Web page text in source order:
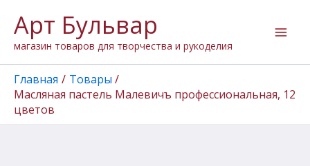
содержимому
Арт Бульвар
магазин товаров для творчества и рукоделия
Главная
Товары
Масляная пастель Малевичъ профессиональная, 12
цветов
товара
Масляная
пастель
Малевичъ
профессиональная,
цветов